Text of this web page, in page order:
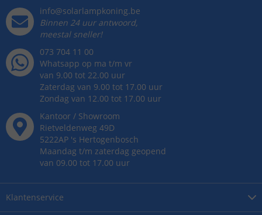
Klantenservice
info@solarlampkoning.be
Binnen 24 uur antwoord,
meestal sneller!
073 704 11 00
Whatsapp op ma t/m vr
van 9.00 tot 22.00 uur
Zaterdag van 9.00 tot 17.00 uur
Zondag van 12.00 tot 17.00 uur
Kantoor / Showroom
Rietveldenweg 49D
5222AP 's Hertogenbosch
Maandag t/m zaterdag geopend
van 09.00 tot 17.00 uur